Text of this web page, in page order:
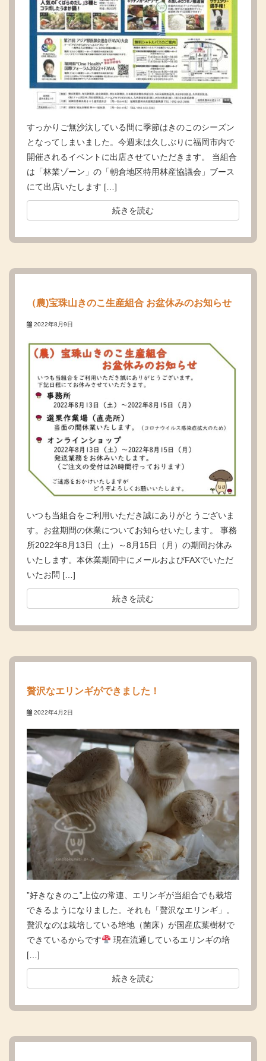
すっかりご無沙汰している間に季節はきのこのシーズン
となってしまいました。今週末は久しぶりに福岡市内で
開催されるイベントに出店させていただきます。 当組合
は「林業ゾーン」の「朝倉地区特用林産協議会」ブース
にて出店いたします […]
続きを読む
（農)宝珠山きのこ生産組合 お盆休みのお知らせ
2022年8月9日
いつも当組合をご利用いただき誠にありがとうございま
す。お盆期間の休業についてお知らせいたします。 事務
所2022年8月13日（土）～8月15日（月）の期間お休み
いたします。本休業期間中にメールおよびFAXでいただ
いたお問 […]
続きを読む
贅沢なエリンギができました！
2022年4月2日
”好きなきのこ”上位の常連、エリンギが当組合でも栽培
できるようになりました。それも「贅沢なエリンギ」。
贅沢なのは栽培している培地（菌床）が国産広葉樹材で
できているからです
現在流通しているエリンギの培
[…]
続きを読む